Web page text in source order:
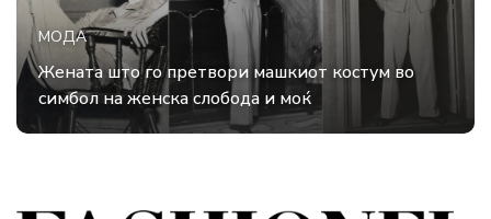
МОДА
Жената што го претвори машкиот костум во
симбол на женска слобода и моќ